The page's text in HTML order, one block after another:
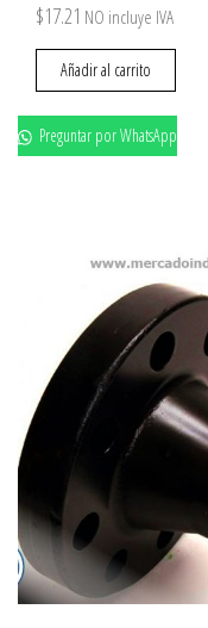
$17.21 NO incluye IVA
Añadir al carrito
Preguntar por WhatsApp